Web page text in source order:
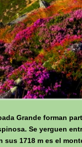
Grande forman
Se yerguen
sus 1718 m es el